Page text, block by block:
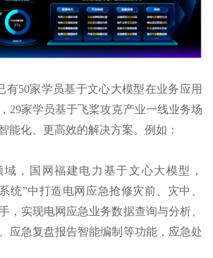
有50家学员基于文心大模型在业务应用
29家学员基于飞桨攻克产业一线业务场
能化、更高效的解决方案。例如：
，国网福建电力基于文心大模型，
统”中打造电网应急抢修灾前、灾中、
，实现电网应急业务数据查询与分析、
应急复盘报告智能编制等功能，应急处